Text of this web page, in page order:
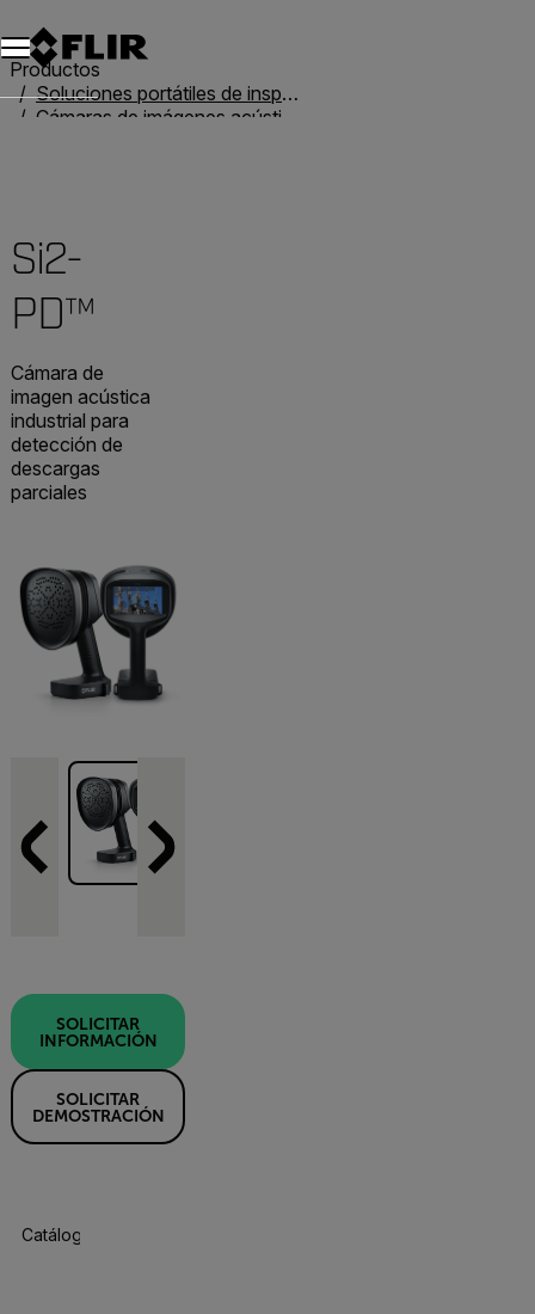
Unread messages
Modelo
Eliminar
artículos
artículo
Añadir al carro
Añadido al carro
Productos
Soluciones portátiles de inspección
Cámaras de imágenes acústicas
Si2-
PD™
Cámara de
imagen acústica
industrial para
detección de
descargas
parciales
SOLICITAR
INFORMACIÓN
SOLICITAR
DEMOSTRACIÓN
Catálogo De Productos